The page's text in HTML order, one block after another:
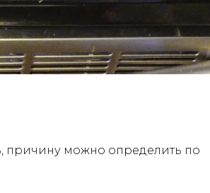
причину можно определить по